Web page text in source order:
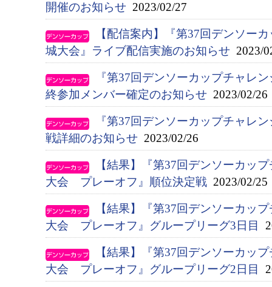
開催のお知らせ 2023/02/27
【配信案内】『第37回デンソー
城大会』ライブ配信実施のお知らせ 2023/
『第37回デンソーカップチャレ
終参加メンバー確定のお知らせ 2023/02/26
『第37回デンソーカップチャレ
戦詳細のお知らせ 2023/02/26
【結果】『第37回デンソーカッ
大会 プレーオフ』順位決定戦 2023/02/25
【結果】『第37回デンソーカッ
大会 プレーオフ』グループリーグ3日目
【結果】『第37回デンソーカッ
大会 プレーオフ』グループリーグ2日目